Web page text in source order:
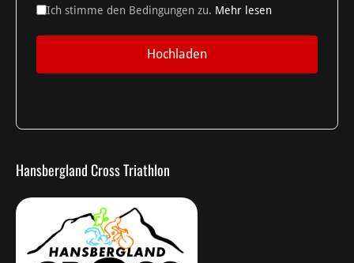
Ich stimme den Bedingungen zu. Mehr lesen
Hochladen
Hansbergland Cross Triathlon